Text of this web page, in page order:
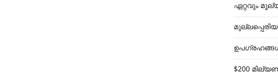
ഏറ്റവും
ഉപഗ്രഹങ്ങൾ
$200